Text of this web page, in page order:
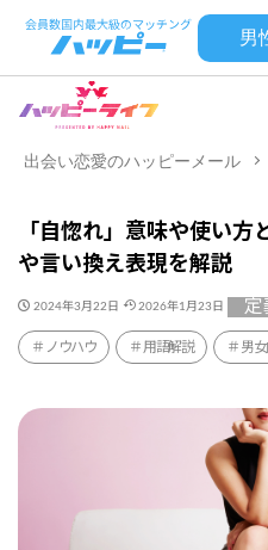
男
出会い恋愛のハッピーメール
「自惚れ」意味や使い方
や言い換え表現を解説
2024年3月22日 2026年1月23日 定
ノウハウ 用語解説 男